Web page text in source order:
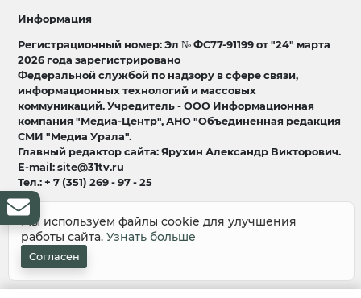
Информация
Регистрационный номер: Эл № ФС77-91199 от "24" марта
2026 года зарегистрировано
Федеральной службой по надзору в сфере связи,
информационных технологий и массовых
коммуникаций. Учредитель - ООО Информационная
компания "Медиа-Центр", АНО "Объединенная редакция
СМИ "Медиа Урала".
Главный редактор сайта: Ярухин Александр Викторович.
E-mail: site@31tv.ru
Тел.: + 7 (351) 269 - 97 - 25
18+
© 2008-2026 Все права защищены
разработка и продвижение:
Мы используем файлы cookie для улучшения
работы сайта. Узнать больше
Согласен